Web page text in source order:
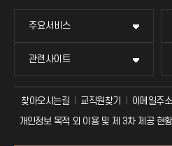
주요서비스
관련사이트
찾아오시는길 교직원찾기 이메일주
개인정보 목적 외 이용 및 제 3차 제공 현황